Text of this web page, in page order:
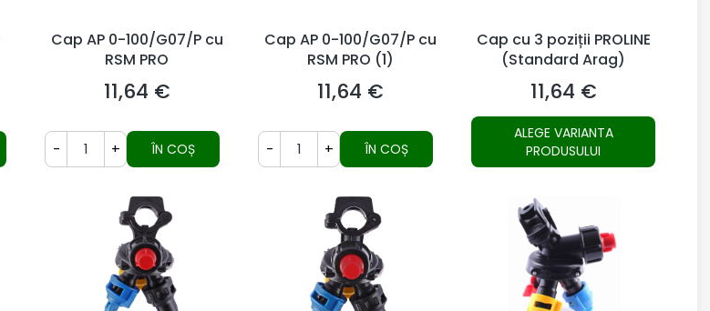
Cap AP 0-100/G07/P cu
RSM PRO
Preț
11,64 €
- + ÎN COȘ
Cap AP 0-100/G07/P cu
RSM PRO (1)
Preț
11,64 €
- + ÎN COȘ
Cap cu 3 poziții PROLINE
(Standard Arag)
Preț
11,64 €
ALEGE VARIANTA
PRODUSULUI